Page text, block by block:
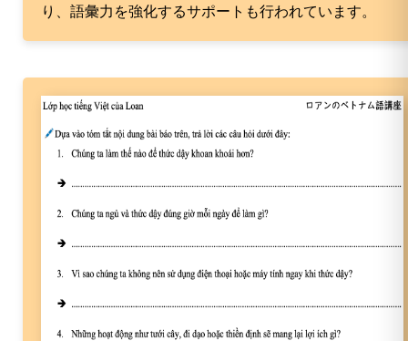
り、語彙力を強化するサポートも行われています。